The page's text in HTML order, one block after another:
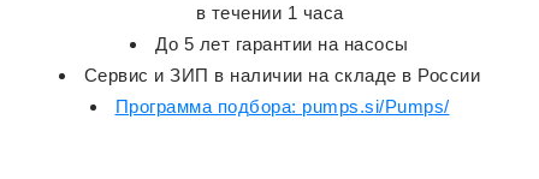
в течении 1 часа
До 5 лет гарантии на насосы
Сервис и ЗИП в наличии на складе в России
Программа подбора: pumps.si/Pumps/